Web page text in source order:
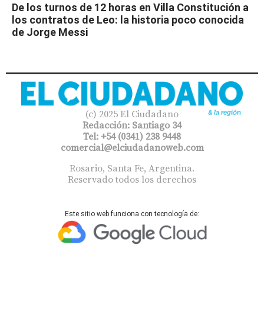
De los turnos de 12 horas en Villa Constitución a
los contratos de Leo: la historia poco conocida
de Jorge Messi
(c) 2025 El Ciudadano
Redacción: Santiago 34
Tel: +54 (0341) 238 9448
comercial@elciudadanoweb.com​
Rosario, Santa Fe, Argentina.
Reservado todos los derechos
Este sitio web funciona con tecnología de: